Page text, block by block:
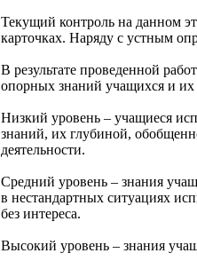
Текущий контроль на данном
карточках. Наряду с устным
В результате проведенной
опорных знаний учащихся и их
Низкий уровень – учащиеся
знаний, их глубиной,
деятельности.
Средний уровень – знания
в нестандартных ситуациях
без интереса.
Высокий уровень – знания